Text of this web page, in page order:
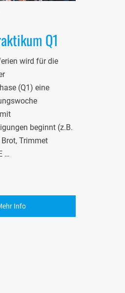
Q1
wird für die
(Q1) eine
beginnt (z.B.
Trimmet
…
Info